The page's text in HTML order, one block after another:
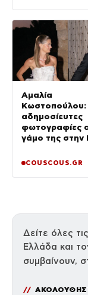
Αμαλία
Κωστοπούλου:
αδημοσίευτες
φωτογραφίες
γάμο της στην
ανατείλει ο
COUSCOUS.GR
Δείτε όλες
Ελλάδα και
συμβαίνουν,